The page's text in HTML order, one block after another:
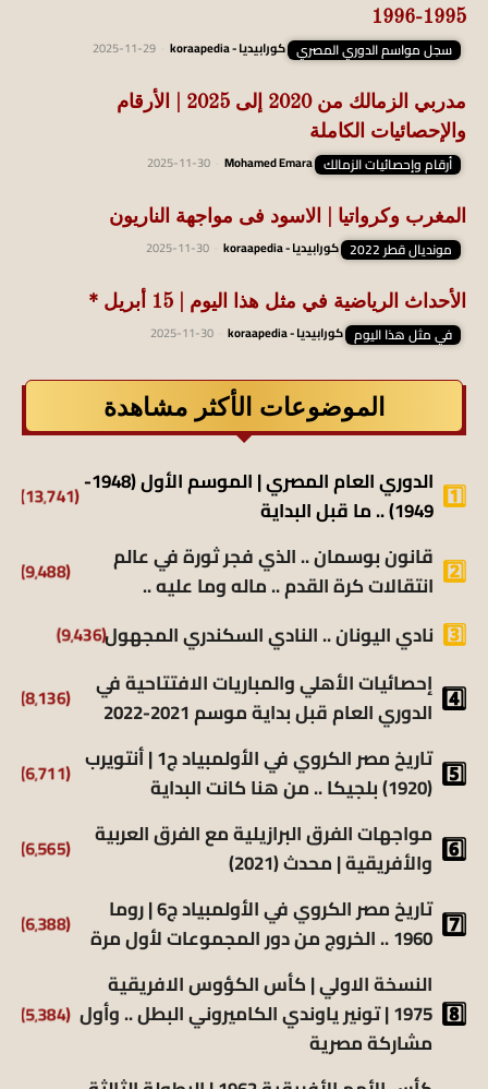
1995-1996
سجل مواسم الدوري المصري كورابيديا - koraapedia 2025-11-29
مدربي الزمالك من 2020 إلى 2025 | الأرقام
والإحصائيات الكاملة
أرقام وإحصائيات الزمالك Mohamed Emara
2025-11-30
المغرب وكرواتيا | الاسود فى مواجهة الناريون
مونديال قطر 2022 كورابيديا - koraapedia 2025-11-30
الأحداث الرياضية في مثل هذا اليوم | 15 أبريل *
في مثل هذا اليوم كورابيديا - koraapedia 2025-11-30
الموضوعات الأكثر مشاهدة
الدوري العام المصري | الموسم الأول (1948-
1949) .. ما قبل البداية
(13٬741)
قانون بوسمان .. الذي فجر ثورة في عالم
انتقالات كرة القدم .. ماله وما عليه ..
(9٬488)
نادي اليونان .. النادي السكندري المجهول(9٬436)
إحصائيات الأهلي والمباريات الافتتاحية في
الدوري العام قبل بداية موسم 2021-2022
(8٬136)
تاريخ مصر الكروي في الأولمبياد ج1 | أنتويرب
(1920) بلجيكا .. من هنا كانت البداية
(6٬711)
مواجهات الفرق البرازيلية مع الفرق العربية
والأفريقية | محدث (2021)
(6٬565)
تاريخ مصر الكروي في الأولمبياد ج6 | روما
1960 .. الخروج من دور المجموعات لأول مرة
(6٬388)
النسخة الاولي | كأس الكؤوس الافريقية
1975 | تونير ياوندي الكاميروني البطل .. وأول
مشاركة مصرية
(5٬384)